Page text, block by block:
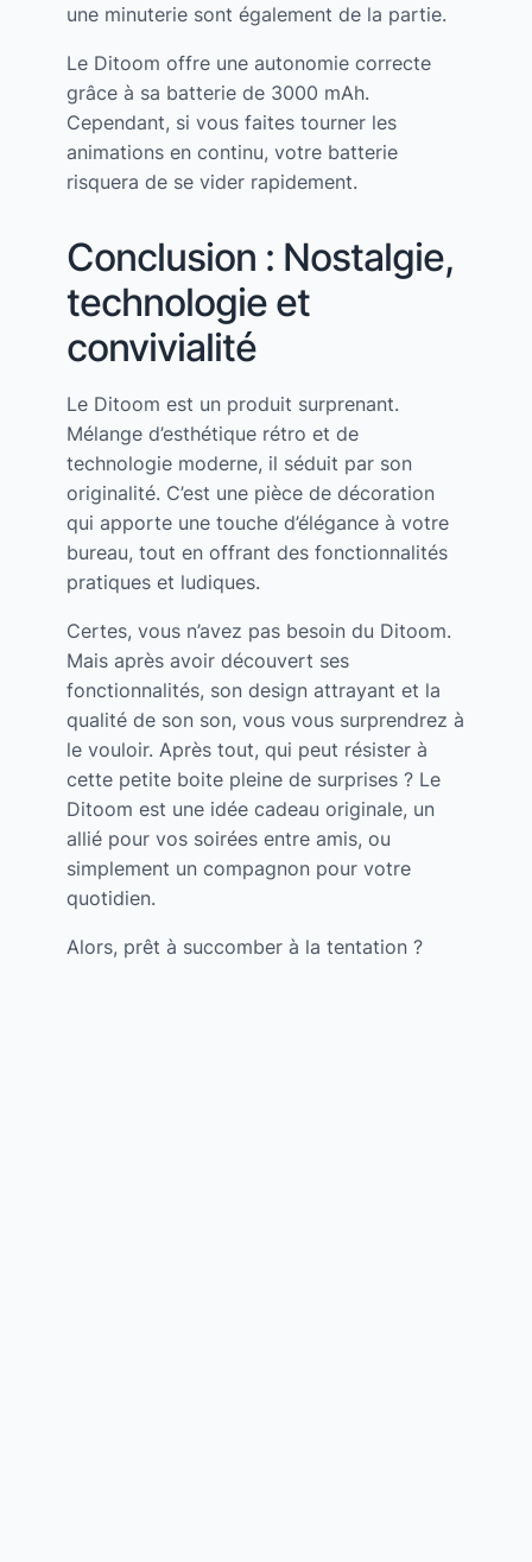
une minuterie sont également de la partie.
Le Ditoom offre une autonomie correcte
grâce à sa batterie de 3000 mAh.
Cependant, si vous faites tourner les
animations en continu, votre batterie
risquera de se vider rapidement.
Conclusion : Nostalgie,
technologie et
convivialité
Le Ditoom est un produit surprenant.
Mélange d’esthétique rétro et de
technologie moderne, il séduit par son
originalité. C’est une pièce de décoration
qui apporte une touche d’élégance à votre
bureau, tout en offrant des fonctionnalités
pratiques et ludiques.
Certes, vous n’avez pas besoin du Ditoom.
Mais après avoir découvert ses
fonctionnalités, son design attrayant et la
qualité de son son, vous vous surprendrez à
le vouloir. Après tout, qui peut résister à
cette petite boite pleine de surprises ? Le
Ditoom est une idée cadeau originale, un
allié pour vos soirées entre amis, ou
simplement un compagnon pour votre
quotidien.
Alors, prêt à succomber à la tentation ?